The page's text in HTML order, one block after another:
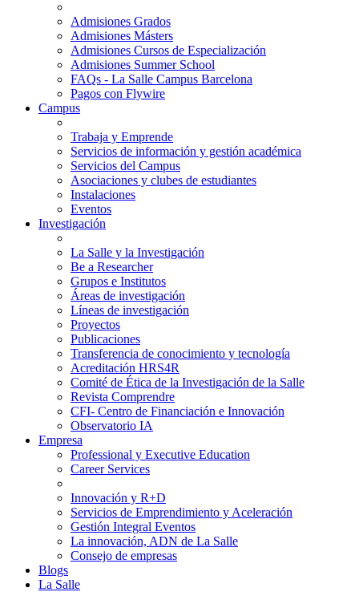
Admisiones Grados
Admisiones Másters
Admisiones Cursos de Especialización
Admisiones Summer School
FAQs - La Salle Campus Barcelona
Pagos con Flywire
Campus
Trabaja y Emprende
Servicios de información y gestión académica
Servicios del Campus
Asociaciones y clubes de estudiantes
Instalaciones
Eventos
Investigación
La Salle y la Investigación
Be a Researcher
Grupos e Institutos
Áreas de investigación
Líneas de investigación
Proyectos
Publicaciones
Transferencia de conocimiento y tecnología
Acreditación HRS4R
Comité de Ética de la Investigación de la Salle
Revista Comprendre
CFI- Centro de Financiación e Innovación
Observatorio IA
Empresa
Professional y Executive Education
Career Services
Innovación y R+D
Servicios de Emprendimiento y Aceleración
Gestión Integral Eventos
La innovación, ADN de La Salle
Consejo de empresas
Blogs
La Salle